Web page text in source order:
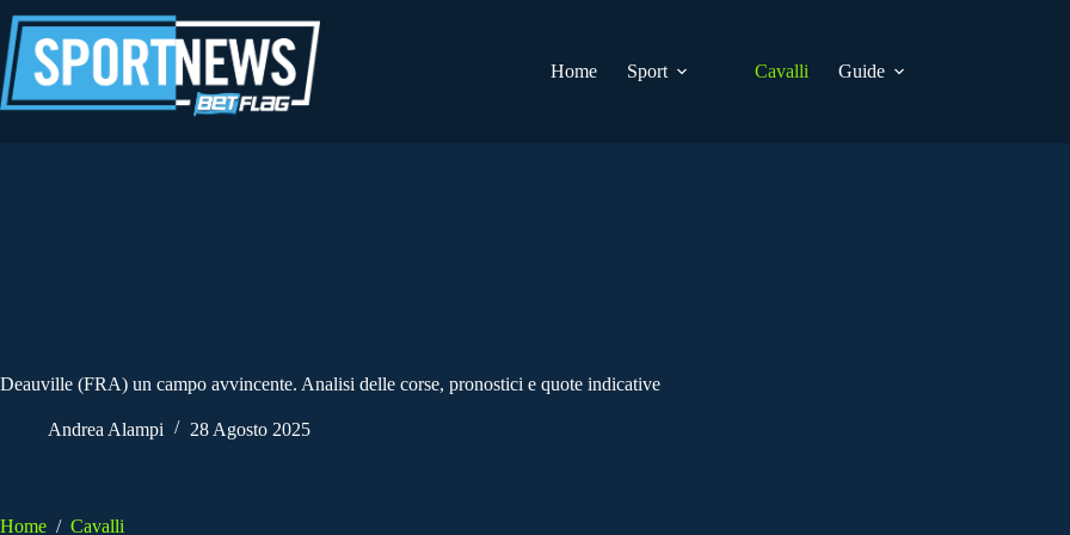
al
contenuto
Home
Sport Cavalli Guide
Deauville (FRA) un campo avvincente. Analisi delle corse, pronostici e quote indicative
Andrea Alampi 28 Agosto 2025
Home / Cavalli